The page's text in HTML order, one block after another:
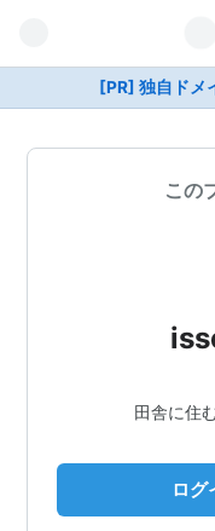
[PR] 独自ドメ
この
田舎に住
ログ